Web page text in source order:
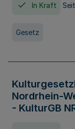
In Kraft
Gesetz
Nordrhein-
- KulturGB